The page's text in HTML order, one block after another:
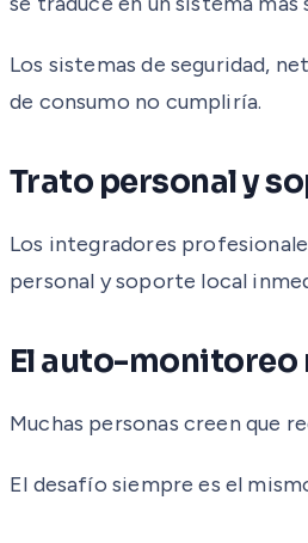
Los sistemas de seguridad,
de consumo no cumpliría.
Trato personal y
Los integradores
personal y soporte local
El auto-monitoreo
Muchas personas creen que
El desafío siempre es el